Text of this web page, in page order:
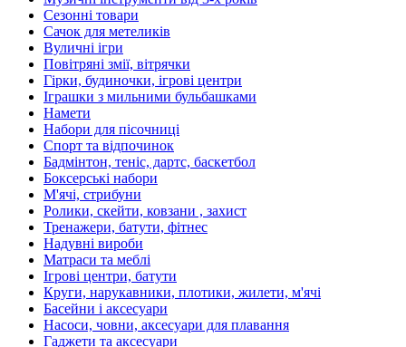
Сезонні товари
Сачок для метеликів
Вуличні ігри
Повітряні змії, вітрячки
Гірки, будиночки, ігрові центри
Іграшки з мильними бульбашками
Намети
Набори для пісочниці
Спорт та відпочинок
Бадмінтон, теніс, дартс, баскетбол
Боксерські набори
М'ячі, стрибуни
Ролики, скейти, ковзани , захист
Тренажери, батути, фітнес
Надувні вироби
Матраси та меблі
Ігрові центри, батути
Круги, нарукавники, плотики, жилети, м'ячі
Басейни і аксесуари
Насоси, човни, аксесуари для плавання
Гаджети та аксесуари